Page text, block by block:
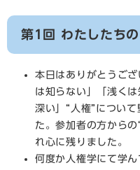
第1回 わたしたち
本日はありがとうご
は知らない」「浅く
深い」“人権”につい
た。参加者の方から
れ心に残りました。
何度か人権学にて学